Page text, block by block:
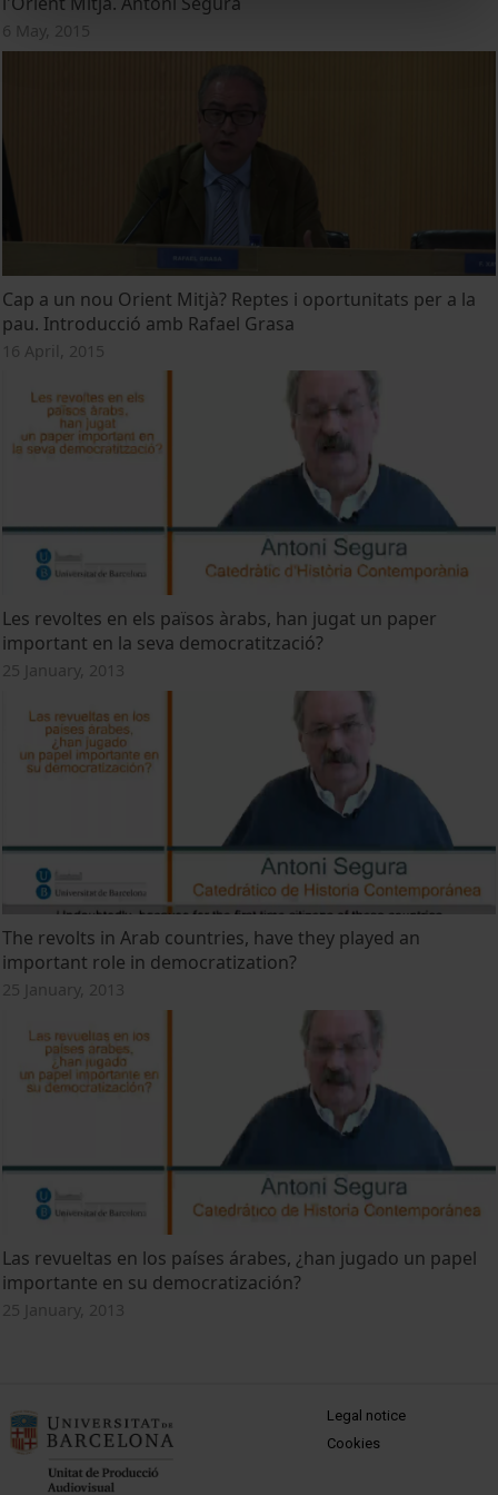
6 May, 2015
Cap a un nou Orient Mitjà? Reptes i oportunitats per a la
pau. Introducció amb Rafael Grasa
16 April, 2015
Les revoltes en els països àrabs, han jugat un paper
important en la seva democratització?
25 January, 2013
The revolts in Arab countries, have they played an
important role in democratization?
25 January, 2013
Las revueltas en los países árabes, ¿han jugado un papel
importante en su democratización?
25 January, 2013
MENÚ PEU 1
Legal notice
Cookies